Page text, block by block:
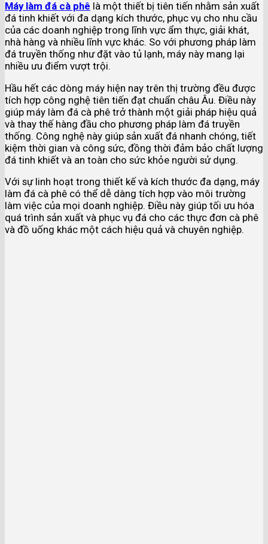
Máy làm đá cà phê là một thiết bị tiên tiến nhằm sản xuất
đá tinh khiết với đa dạng kích thước, phục vụ cho nhu cầu
của các doanh nghiệp trong lĩnh vực ẩm thực, giải khát,
nhà hàng và nhiều lĩnh vực khác. So với phương pháp làm
đá truyền thống như đặt vào tủ lạnh, máy này mang lại
nhiều ưu điểm vượt trội.
Hầu hết các dòng máy hiện nay trên thị trường đều được
tích hợp công nghệ tiên tiến đạt chuẩn châu Âu. Điều này
giúp máy làm đá cà phê trở thành một giải pháp hiệu quả
và thay thế hàng đầu cho phương pháp làm đá truyền
thống. Công nghệ này giúp sản xuất đá nhanh chóng, tiết
kiệm thời gian và công sức, đồng thời đảm bảo chất lượng
đá tinh khiết và an toàn cho sức khỏe người sử dụng.
Với sự linh hoạt trong thiết kế và kích thước đa dạng, máy
làm đá cà phê có thể dễ dàng tích hợp vào môi trường
làm việc của mọi doanh nghiệp. Điều này giúp tối ưu hóa
quá trình sản xuất và phục vụ đá cho các thực đơn cà phê
và đồ uống khác một cách hiệu quả và chuyên nghiệp.